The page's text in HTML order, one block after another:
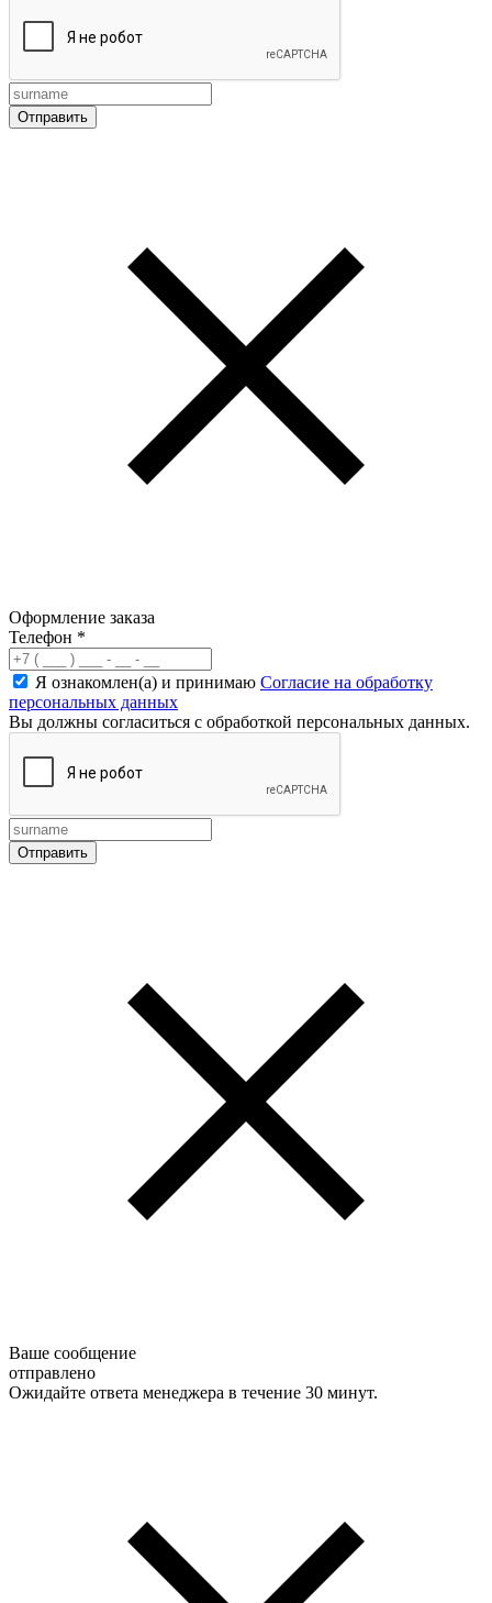
Оформление заказа
Телефон *
Я ознакомлен(а) и принимаю Согласие на обработку
персональных данных
Вы должны согласиться с обработкой персональных данных.
Ваше сообщение
отправлено
Ожидайте ответа менеджера в течение 30 минут.